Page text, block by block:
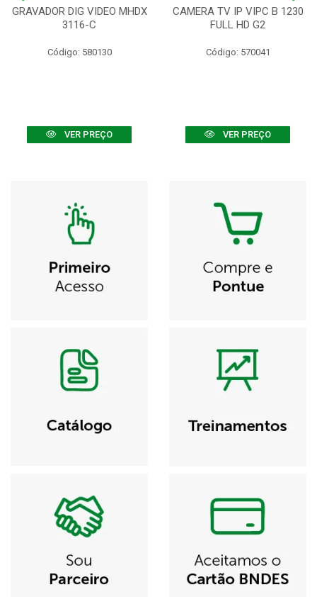
GRAVADOR DIG VIDEO MHDX
3116-C
Código: 580130
VER PREÇO
CAMERA TV IP VIPC B 1230
FULL HD G2
Código: 570041
VER PREÇO